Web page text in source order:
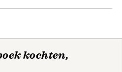
kochten,